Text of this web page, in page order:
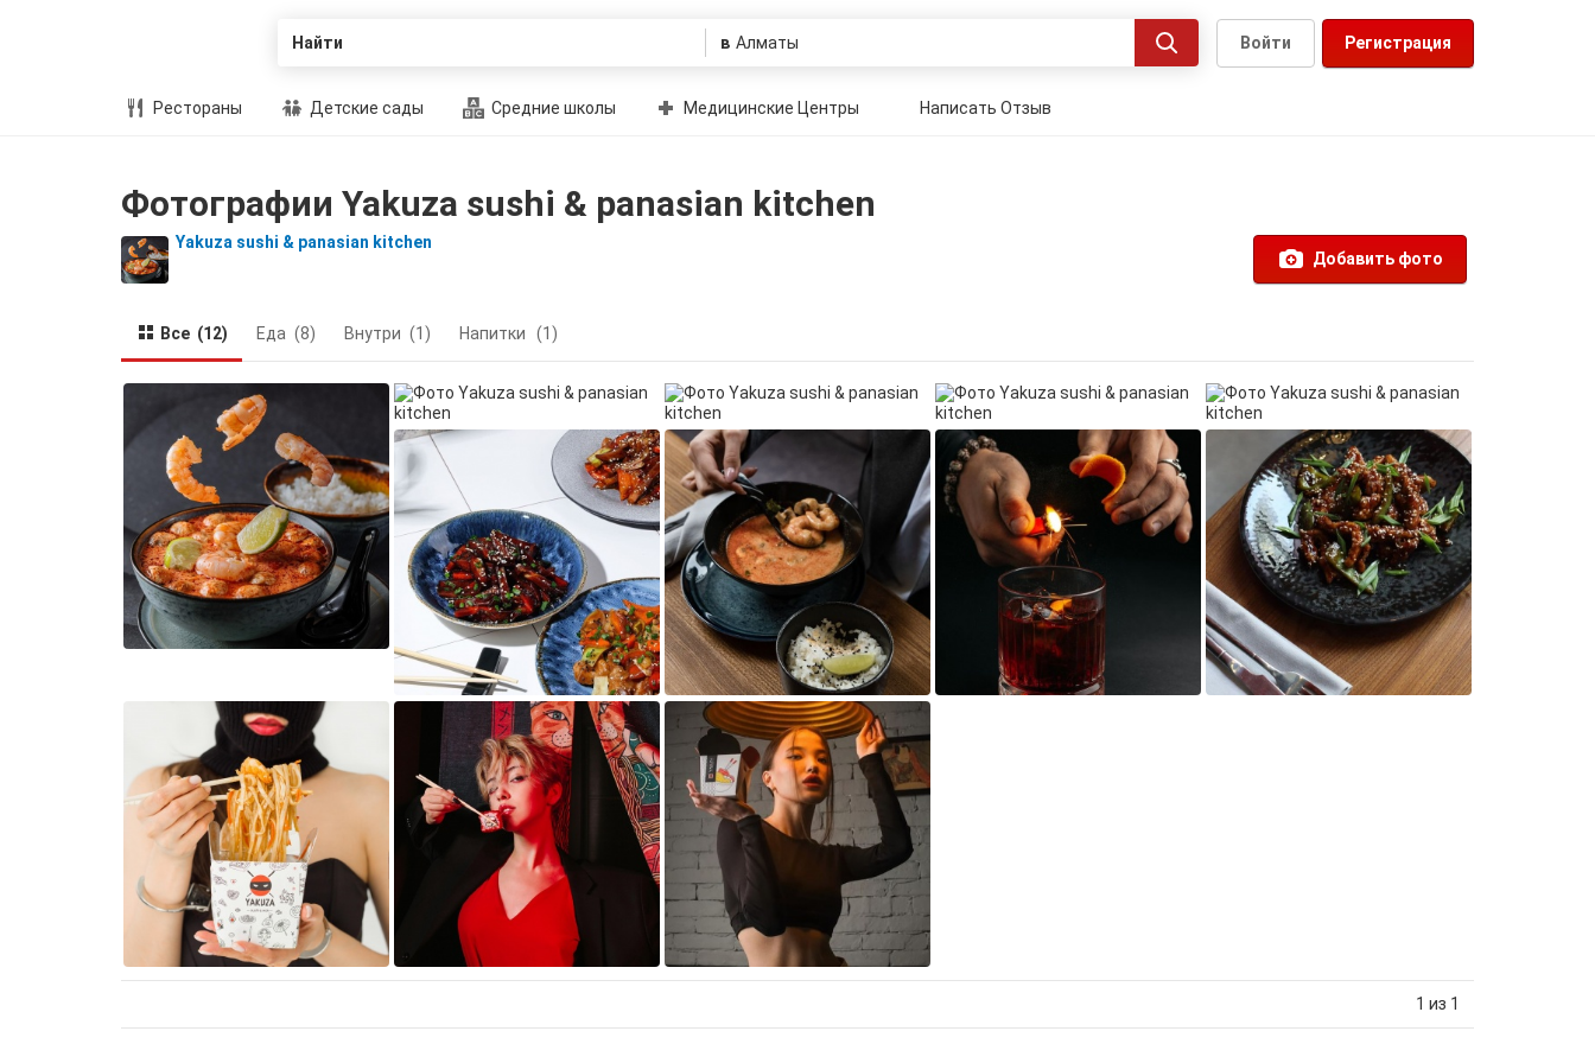
Найти в Регистрация
Войти
Рестораны Детские сады Средние школы Медицинские Центры Написать Отзыв
Фотографии Yakuza sushi & panasian kitchen
Yakuza sushi & panasian kitchen
Добавить фото
Все (12) Еда (8) Внутри (1) Напитки (1)
1 из 1